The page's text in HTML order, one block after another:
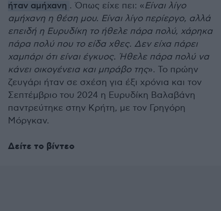
ήταν αμήχανη . Όπως είχε πει: «Είναι λίγο
αμήχανη η θέση μου. Είναι λίγο περίεργο, αλλά
επειδή η Ευρυδίκη το ήθελε πάρα πολύ, χάρηκα
πάρα πολύ που το είδα χθες. Δεν είχα πάρει
χαμπάρι ότι είναι έγκυος. Ήθελε πάρα πολύ να
κάνει οικογένεια και μπράβο της». Το πρώην
ζευγάρι ήταν σε σχέση για έξι χρόνια και τον
Σεπτέμβριο του 2024 η Ευρυδίκη Βαλαβάνη
παντρεύτηκε στην Κρήτη, με τον Γρηγόρη
Μόργκαν.
Δείτε το βίντεο